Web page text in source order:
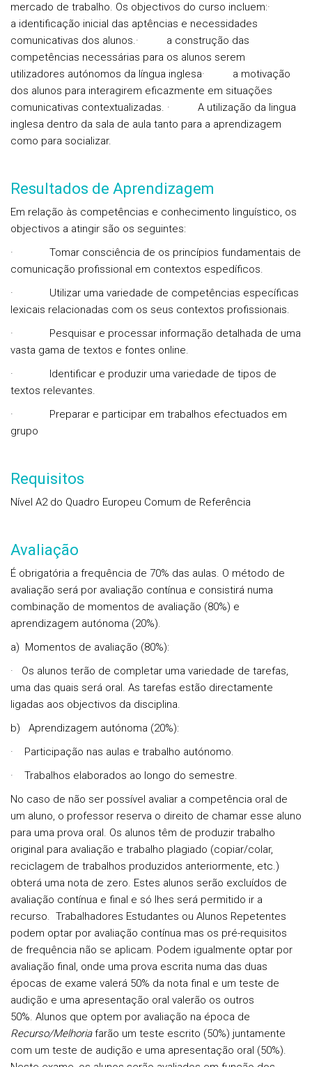
mercado de trabalho. Os objectivos do curso incluem:·
a identificação inicial das aptências e necessidades
comunicativas dos alunos.· a construção das
competências necessárias para os alunos serem
utilizadores autónomos da língua inglesa· a motivação
dos alunos para interagirem eficazmente em situações
comunicativas contextualizadas. · A utilização da lingua
inglesa dentro da sala de aula tanto para a aprendizagem
como para socializar.
Resultados de Aprendizagem
Em relação às competências e conhecimento linguístico, os
objectivos a atingir são os seguintes:
·
Tomar consciência de os princípios fundamentais de
comunicação profissional em contextos espedíficos.
·
Utilizar uma variedade de competências específicas
lexicais relacionadas com os seus contextos profissionais.
·
Pesquisar e processar informação detalhada de uma
vasta gama de textos e fontes online.
·
Identificar e produzir uma variedade de tipos de
textos relevantes.
·
Preparar e participar em trabalhos efectuados em
grupo
Requisitos
Nível A2 do Quadro Europeu Comum de Referência
Avaliação
É obrigatória a frequência de 70% das aulas. O método de
avaliação será por avaliação contínua e consistirá numa
combinação de momentos de avaliação (80%) e
aprendizagem autónoma (20%).
a) Momentos de avaliação (80%):
·
Os alunos terão de completar uma variedade de tarefas,
uma das quais será oral. As tarefas estão directamente
ligadas aos objectivos da disciplina.
b) Aprendizagem autónoma (20%):
·
Participação nas aulas e trabalho autónomo.
·
Trabalhos elaborados ao longo do semestre.
No caso de não ser possível avaliar a competência oral de
um aluno, o professor reserva o direito de chamar esse aluno
para uma prova oral. Os alunos têm de produzir trabalho
original para avaliação e trabalho plagiado (copiar/colar,
reciclagem de trabalhos produzidos anteriormente, etc.)
obterá uma nota de zero. Estes alunos serão excluídos de
avaliação contínua e final e só lhes será permitido ir a
recurso. Trabalhadores Estudantes ou Alunos Repetentes
podem optar por avaliação contínua mas os pré-requisitos
de frequência não se aplicam. Podem igualmente optar por
avaliação final, onde uma prova escrita numa das duas
épocas de exame valerá 50% da nota final e um teste de
audição e uma apresentação oral valerão os outros
50%. Alunos que optem por avaliação na época de
Recurso/Melhoriafarão um teste escrito (50%) juntamente
com um teste de audição e uma apresentação oral (50%).